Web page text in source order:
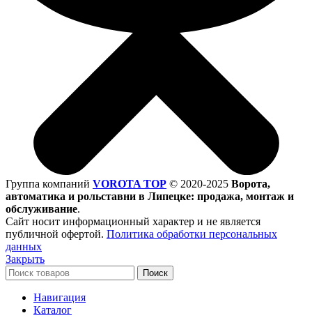
Группа компаний VOROTA TOP © 2020-2025 Ворота,
автоматика и рольставни в Липецке: продажа, монтаж и
обслуживание.
Сайт носит информационный характер и не является
публичной офертой. Политика обработки персональных
данных
Закрыть
Поиск
Навигация
Каталог